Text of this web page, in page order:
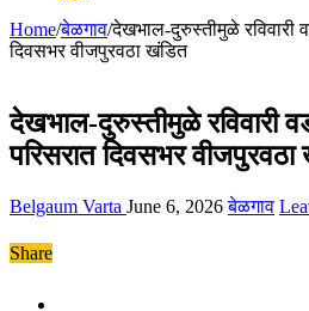
Home/बेळगाव/देखभाल-दुरुस्तीमुळे रविवारी
दिवसभर वीजपुरवठा खंडित
देखभाल-दुरुस्तीमुळे रविवारी
परिसरात दिवसभर
Belgaum Varta June 6, 2026 बेळगाव
Share